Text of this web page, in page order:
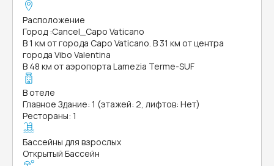
Расположение
Город :Cancel_Capo Vaticano
В 1 км от города Capo Vaticano. В 31 км от центра
города Vibo Valentina
В 48 км от аэропорта Lamezia Terme-SUF
В отеле
Главное Здание: 1 (этажей: 2, лифтов: Нет)
Рестораны: 1
Бассейны для взрослых
Открытый Бассейн